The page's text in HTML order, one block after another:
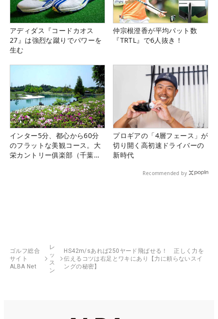
アディダス『コードカオス
27』は強烈な蹴りでパワーを
生む
仲宗根澄香が平均パット数
『TRTL』で6人抜き！
インター5分、都心から60分
のフラットな美観コース。大
栄カントリー俱楽部（千葉
プロギアの「4層フェース」が
切り開く高初速ドライバーの
新時代
Recommended by
ゴルフ総合
サイト
ALBA Net
レ
ッ
ス
ン
HS42m/sあれば250ヤード飛ばせる！ 正しく力を
伝えるコツは右足とワキにあり【力に頼らないスイ
ングの秘密】